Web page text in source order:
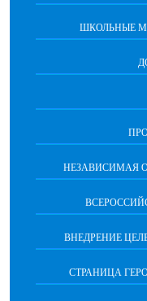
ШКОЛЬНЫЕ
НЕЗАВИСИМАЯ
ВНЕДРЕНИЕ
СТРАНИЦА